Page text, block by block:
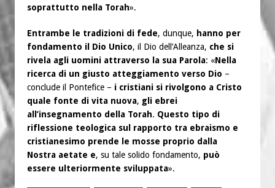
soprattutto nella Torah».
Entrambe le tradizioni di fede, dunque, hanno per
fondamento il Dio Unico, il Dio dell’Alleanza, che si
rivela agli uomini attraverso la sua Parola: «Nella
ricerca di un giusto atteggiamento verso Dio –
conclude il Pontefice – i cristiani si rivolgono a Cristo
quale fonte di vita nuova, gli ebrei
all’insegnamento della Torah. Questo tipo di
riflessione teologica sul rapporto tra ebraismo e
cristianesimo prende le mosse proprio dalla
Nostra aetate e, su tale solido fondamento, può
essere ulteriormente sviluppata».